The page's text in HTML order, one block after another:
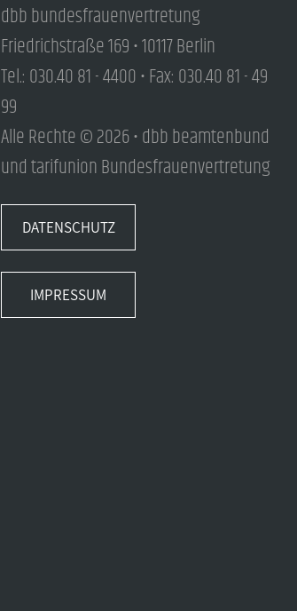
dbb bundesfrauenvertretung
Friedrichstraße 169 • 10117 Berlin
Tel.: 030.40 81 - 4400 • Fax: 030.40 81 - 49
99
Alle Rechte © 2026 • dbb beamtenbund
und tarifunion Bundesfrauenvertretung
DATENSCHUTZ
IMPRESSUM